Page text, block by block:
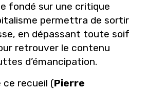
fondé sur une critique
permettra de sortir
en dépassant toute soif
retrouver le contenu
d’émancipation.
ce recueil (Pierre